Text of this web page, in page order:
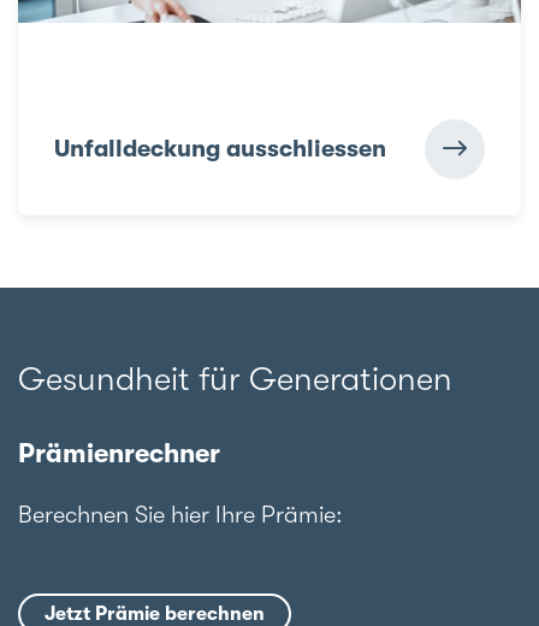
Unfalldeckung ausschliessen
Gesundheit für Generationen
Prämienrechner
Berechnen Sie hier Ihre Prämie:
Jetzt Prämie berechnen